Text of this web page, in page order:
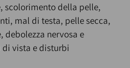
scolorimento della pelle,
mal di testa, pelle secca,
nervosa e
vista e disturbi